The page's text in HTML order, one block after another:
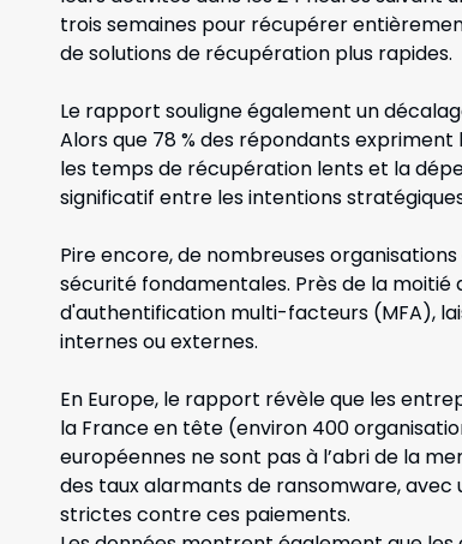
trois semaines pour récupérer
de solutions de récupération plus rapides.
Le rapport souligne également un
Alors que 78 % des répondants
les temps de récupération lents et la
significatif entre les intentions
Pire encore, de nombreuses
sécurité fondamentales. Près de la
d'authentification multi-facteurs (MFA),
internes ou externes.
En Europe, le rapport révèle que les
la France en tête (environ 400
européennes ne sont pas à l’abri de la
des taux alarmants de ransomware,
strictes contre ces paiements.